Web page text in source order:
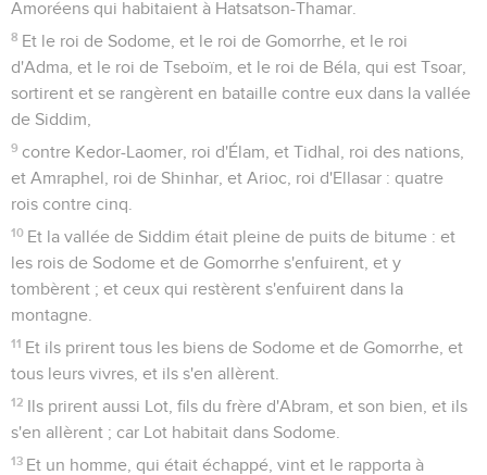
Amoréens qui habitaient à Hatsatson-Thamar.
8 Et le roi de Sodome, et le roi de Gomorrhe, et le roi
d'Adma, et le roi de Tseboïm, et le roi de Béla, qui est Tsoar,
sortirent et se rangèrent en bataille contre eux dans la vallée
de Siddim,
9 contre Kedor-Laomer, roi d'Élam, et Tidhal, roi des nations,
et Amraphel, roi de Shinhar, et Arioc, roi d'Ellasar : quatre
rois contre cinq.
10 Et la vallée de Siddim était pleine de puits de bitume : et
les rois de Sodome et de Gomorrhe s'enfuirent, et y
tombèrent ; et ceux qui restèrent s'enfuirent dans la
montagne.
11 Et ils prirent tous les biens de Sodome et de Gomorrhe, et
tous leurs vivres, et ils s'en allèrent.
12 Ils prirent aussi Lot, fils du frère d'Abram, et son bien, et ils
s'en allèrent ; car Lot habitait dans Sodome.
13 Et un homme, qui était échappé, vint et le rapporta à